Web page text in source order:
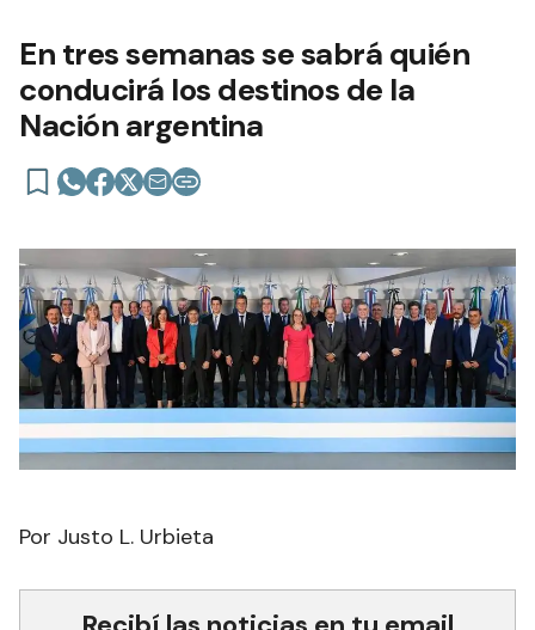
En tres semanas se sabrá quién
conducirá los destinos de la
Nación argentina
Por Justo L. Urbieta